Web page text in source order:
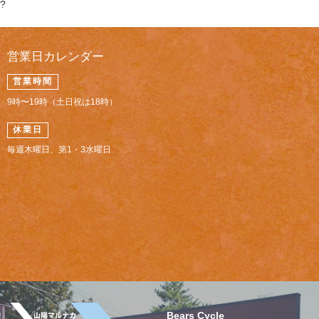
?
営業日カレンダー
営業時間
9時〜19時（土日祝は18時）
休業日
毎週木曜日、第1・3水曜日
Bears Cycle